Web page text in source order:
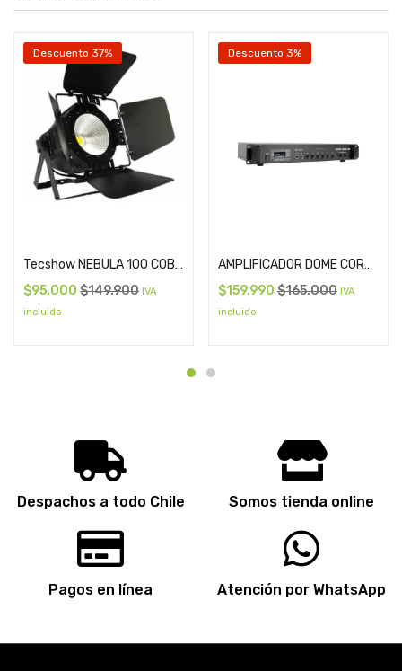
Descuento 37%
Tecshow NEBULA 100 COB Par LED interior
$95.000 $149.900 IVA
incluido
Descuento 3%
AMPLIFICADOR DOME CORE 60
$159.990 $165.000 IVA
incluido
Despachos a todo Chile Somos tienda online
Pagos en línea Atención por WhatsApp